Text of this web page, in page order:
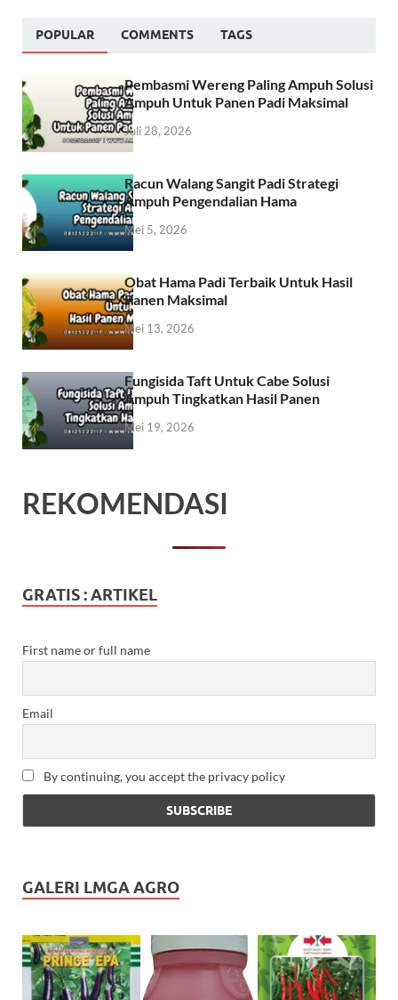
POPULAR COMMENTS TAGS
Pembasmi Wereng Paling Ampuh Solusi
Ampuh Untuk Panen Padi Maksimal
Juli 28, 2026
Racun Walang Sangit Padi Strategi
Ampuh Pengendalian Hama
Mei 5, 2026
Obat Hama Padi Terbaik Untuk Hasil
Panen Maksimal
Mei 13, 2026
Fungisida Taft Untuk Cabe Solusi
Ampuh Tingkatkan Hasil Panen
Mei 19, 2026
REKOMENDASI
GRATIS : ARTIKEL
First name or full name
Email
By continuing, you accept the privacy policy
GALERI LMGA AGRO